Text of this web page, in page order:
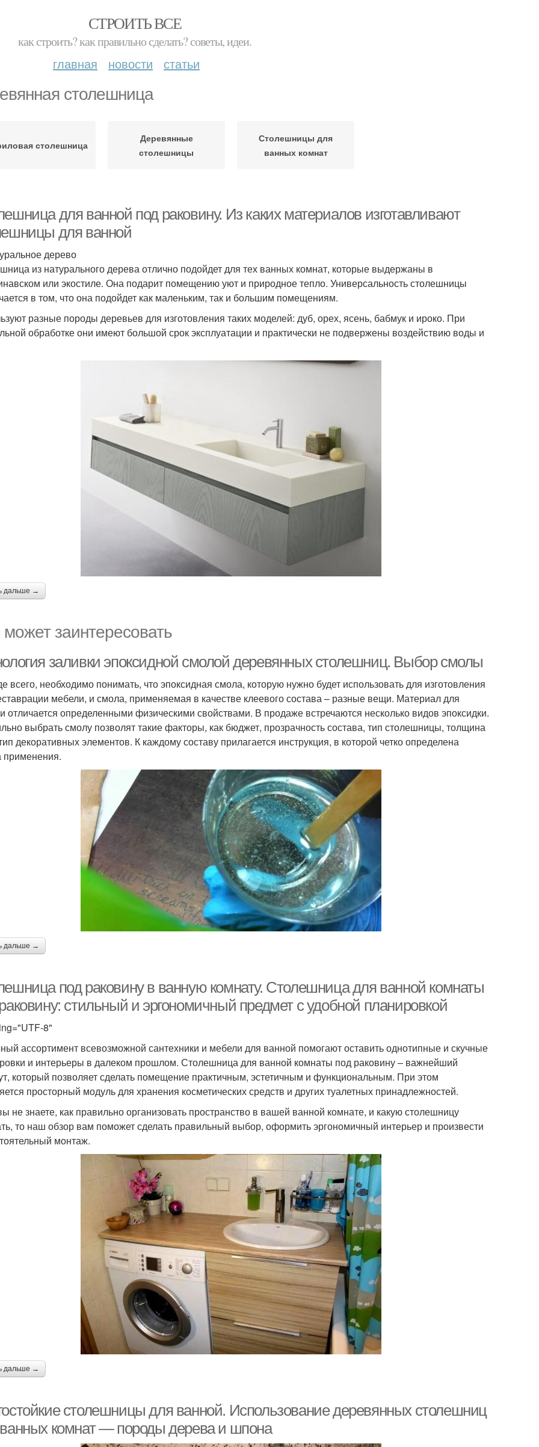
СТРОИТЬ ВСЕ
как строить? как правильно сделать? советы, идеи.
главная новости статьи
столешница
столешница
Деревянные
столешницы
Столешницы для
ванных комнат
для ванной под раковину. Из каких материалов изготавливают
для ванной
дерево
из натурального дерева отлично подойдет для тех ванных комнат, которые выдержаны в
или экостиле. Она подарит помещению уют и природное тепло. Универсальность столешницы
в том, что она подойдет как маленьким, так и большим помещениям.
разные породы деревьев для изготовления таких моделей: дуб, орех, ясень, бабмук и ироко. При
обработке они имеют большой срок эксплуатации и практически не подвержены воздействию воды и
дальше →
заинтересовать
заливки эпоксидной смолой деревянных столешниц. Выбор смолы
всего, необходимо понимать, что эпоксидная смола, которую нужно будет использовать для изготовления
мебели, и смола, применяемая в качестве клеевого состава – разные вещи. Материал для
отличается определенными физическими свойствами. В продаже встречаются несколько видов эпоксидки.
выбрать смолу позволят такие факторы, как бюджет, прозрачность состава, тип столешницы, толщина
декоративных элементов. К каждому составу прилагается инструкция, в которой четко определена
дальше →
под раковину в ванную комнату. Столешница для ванной комнаты
стильный и эргономичный предмет с удобной планировкой
8"
ассортимент всевозможной сантехники и мебели для ванной помогают оставить однотипные и скучные
и интерьеры в далеком прошлом. Столешница для ванной комнаты под раковину – важнейший
который позволяет сделать помещение практичным, эстетичным и функциональным. При этом
просторный модуль для хранения косметических средств и других туалетных принадлежностей.
не знаете, как правильно организовать пространство в вашей ванной комнате, и какую столешницу
то наш обзор вам поможет сделать правильный выбор, оформить эргономичный интерьер и произвести
монтаж.
дальше →
столешницы для ванной. Использование деревянных столешниц
комнат — породы дерева и шпона